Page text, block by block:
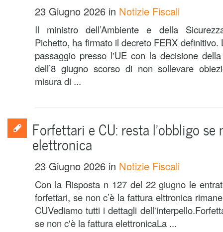
23 Giugno 2026 in Notizie Fiscali
Il ministro dell’Ambiente e della
Pichetto, ha firmato il decreto FERX
passaggio presso l'UE con la decisione
dell’8 giugno scorso di non sollevare
misura di ...
Forfettari e CU: resta l’obbligo se
elettronica
23 Giugno 2026 in Notizie Fiscali
Con la Risposta n 127 del 22 giugno le
forfettari, se non c’è la fattura elttronica
CUVediamo tutti i dettagli
se non c'è la fattura elettronicaLa ...